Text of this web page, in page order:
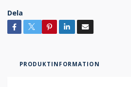
Dela
PRODUKTINFORMATION